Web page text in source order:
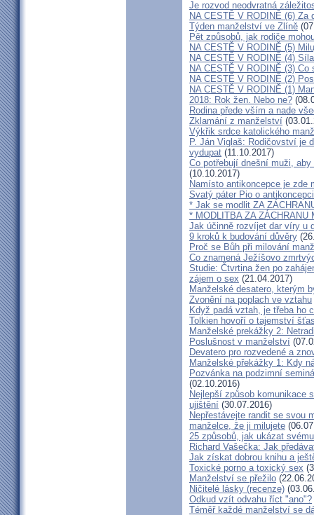
Je rozvod neodvratná
NA CESTĚ V RODINĚ (6) Za
Týden manželství ve Zlíně
Pět způsobů, jak rodiče
NA CESTĚ V RODINĚ (5)
NA CESTĚ V RODINĚ (4)
NA CESTĚ V RODINĚ (3) Co
NA CESTĚ V RODINĚ (2)
NA CESTĚ V RODINĚ (1)
2018: Rok žen. Nebo ne?
Rodina přede vším a nade
Zklamání z manželství
Výkřik srdce katolického
P. Ján Viglaš: Rodičovství je
vydupat (11.10.2017)
Co potřebují dnešní muži,
(10.10.2017)
Namísto antikoncepce je zde
Svatý páter Pio o antikoncepci
* Jak se modlit ZA
* MODLITBA ZA ZÁCHRANU
Jak účinně rozvíjet dar víry u
9 kroků k budování důvěry
Proč se Bůh při milování
Co znamená Ježíšovo
Studie: Čtvrtina žen po
zájem o sex (21.04.2017)
Manželské desatero, kterým
Zvonění na poplach ve vztahu
Když padá vztah, je třeba ho
Tolkien hovoří o tajemství
Manželské prekážky 2:
Poslušnost v manželství
Devatero pro rozvedené a
Manželské překážky 1: Kdy
Pozvánka na podzimní
(02.10.2016)
Nejlepší způsob komunikace
ujištění (30.07.2016)
Nepřestávejte randit se svou
manželce, že ji milujete
25 způsobů, jak ukázat
Richard Vašečka: Jak
Jak získat dobrou knihu a
Toxické porno a toxický sex
Manželství se přežilo
Ničitelé lásky (recenze)
Odkud vzít odvahu říct "ano"?
Téměř každé manželství se